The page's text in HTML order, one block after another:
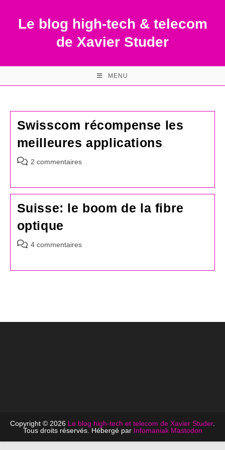
contentLe blog high-tech & telecom
de Xavier Studer
MENU
Swisscom récompense les
meilleures applications
Commentaires
publication :
2 commentaires
Suisse: le boom de la fibre
optique
Commentaires
4 commentaires
Copyright © 2026 Le blog high-tech et telecom de Xavier Studer.
Tous droits réservés. Hébergé par Infomaniak Mastodon